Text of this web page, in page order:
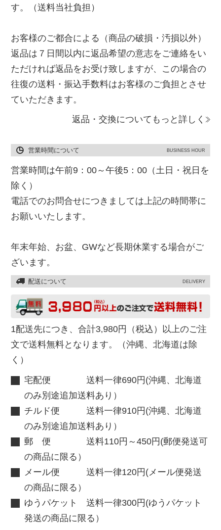
す。（送料当社負担）
お客様のご都合による（商品の破損・汚損以外）
返品は７日間以内に返品希望の意志をご連絡をい
ただければ返品をお受け致しますが、この場合の
往復の送料・振込手数料はお客様のご負担とさせ
ていただきます。
返品・交換についてもっと詳しく
営業時間について BUSINESS HOUR
営業時間は午前9：00～午後5：00（土日・祝日を
除く）
電話でのお問合せにつきましては上記の時間帯に
お願いいたします。
年末年始、お盆、GWなど長期休業する場合がご
ざいます。
配送について DELIVERY
1配送先につき、合計3,980円（税込）以上のご注
文で送料無料となります。（沖縄、北海道は除
く）
宅配便 送料一律690円(沖縄、北海道
のみ別途追加送料あり）
チルド便 送料一律910円(沖縄、北海道
のみ別途追加送料あり）
郵 便 送料110円～450円(郵便発送可
の商品に限る）
メール便 送料一律120円(メール便発送
の商品に限る）
ゆうパケット 送料一律300円(ゆうパケット
発送の商品に限る）